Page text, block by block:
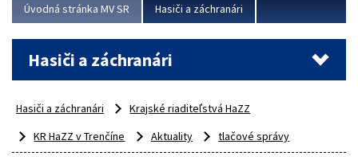
Úvodná stránka MV SR Hasiči a záchranári
Hasiči a záchranári
Hasiči a záchranári
Krajské riaditeľstvá HaZZ
KR HaZZ v Trenčíne
Aktuality tlačové správy